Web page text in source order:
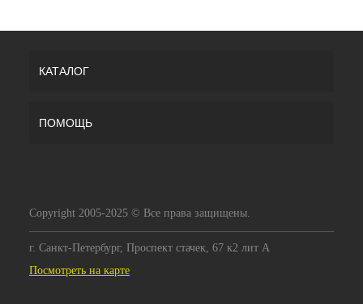
КАТАЛОГ
ПОМОЩЬ
Copyright 2005-2025 © Все права защищены.
г. Санкт-Петербург, Проспект стачек, 67 к2 лит А
Посмотреть на карте